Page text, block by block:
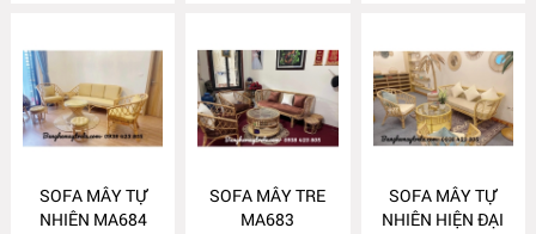
SOFA MÂY TỰ
NHIÊN MA684
SOFA MÂY TRE
MA683
SOFA MÂY TỰ
NHIÊN HIỆN ĐẠI